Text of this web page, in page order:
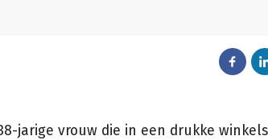
jarige vrouw die in een drukke